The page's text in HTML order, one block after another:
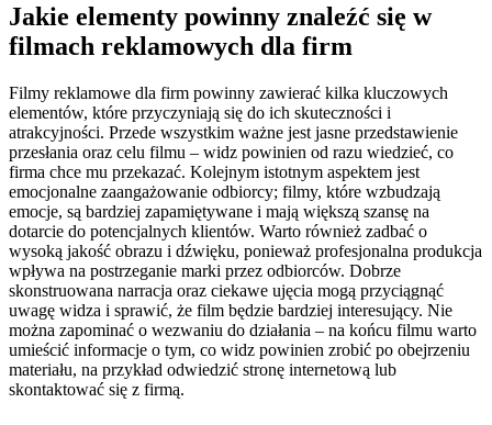
Jakie elementy powinny znaleźć się w
filmach reklamowych dla firm
Filmy reklamowe dla firm powinny zawierać kilka kluczowych
elementów, które przyczyniają się do ich skuteczności i
atrakcyjności. Przede wszystkim ważne jest jasne przedstawienie
przesłania oraz celu filmu – widz powinien od razu wiedzieć, co
firma chce mu przekazać. Kolejnym istotnym aspektem jest
emocjonalne zaangażowanie odbiorcy; filmy, które wzbudzają
emocje, są bardziej zapamiętywane i mają większą szansę na
dotarcie do potencjalnych klientów. Warto również zadbać o
wysoką jakość obrazu i dźwięku, ponieważ profesjonalna produkcja
wpływa na postrzeganie marki przez odbiorców. Dobrze
skonstruowana narracja oraz ciekawe ujęcia mogą przyciągnąć
uwagę widza i sprawić, że film będzie bardziej interesujący. Nie
można zapominać o wezwaniu do działania – na końcu filmu warto
umieścić informacje o tym, co widz powinien zrobić po obejrzeniu
materiału, na przykład odwiedzić stronę internetową lub
skontaktować się z firmą.